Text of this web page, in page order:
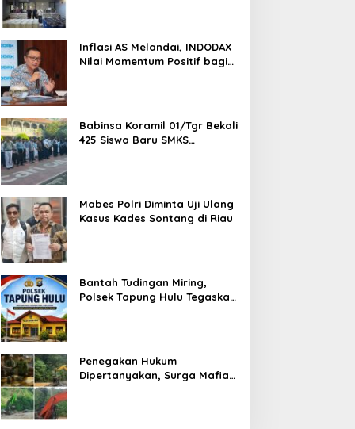
Bahan Baku
Inflasi AS Melandai, INDODAX
Nilai Momentum Positif bagi
Babinsa Koramil 01/Tgr Bekali
425 Siswa Baru SMKS
Mabes Polri Diminta Uji Ulang
Kasus Kades Sontang di Riau
Bantah Tudingan Miring,
Polsek Tapung Hulu Tegaskan
Penegakan Hukum
Dipertanyakan, Surga Mafia